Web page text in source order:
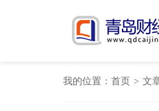
我的位置： 首页 > 文